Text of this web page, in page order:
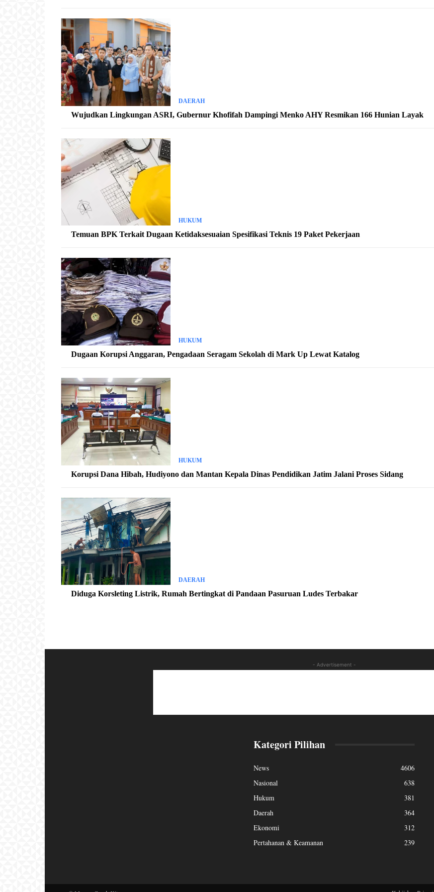
DAERAH
Wujudkan Lingkungan ASRI, Gubernur Khofifah Dampingi Menko AHY Resmikan 166 Hunian Layak
HUKUM
Temuan BPK Terkait Dugaan Ketidaksesuaian Spesifikasi Teknis 19 Paket Pekerjaan
HUKUM
Dugaan Korupsi Anggaran, Pengadaan Seragam Sekolah di Mark Up Lewat Katalog
HUKUM
Korupsi Dana Hibah, Hudiyono dan Mantan Kepala Dinas Pendidikan Jatim Jalani Proses Sidang
DAERAH
Diduga Korsleting Listrik, Rumah Bertingkat di Pandaan Pasuruan Ludes Terbakar
- Advertisement -
Kategori Pilihan
News
4606
Nasional
638
Hukum
381
Daerah
364
Ekonomi
312
Pertahanan & Keamanan
239